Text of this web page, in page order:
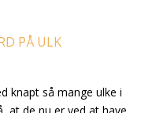
PÅ ULK
knapt så mange ulke i